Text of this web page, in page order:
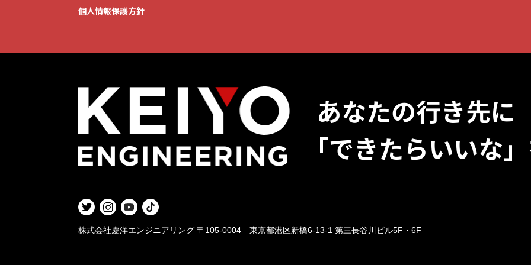
個人情報保護方針
あなたの行き先に
「できたらいいな
株式会社慶洋エンジニアリング 〒105-0004 東京都港区新橋6-13-1 第三長谷川ビル5F・6F